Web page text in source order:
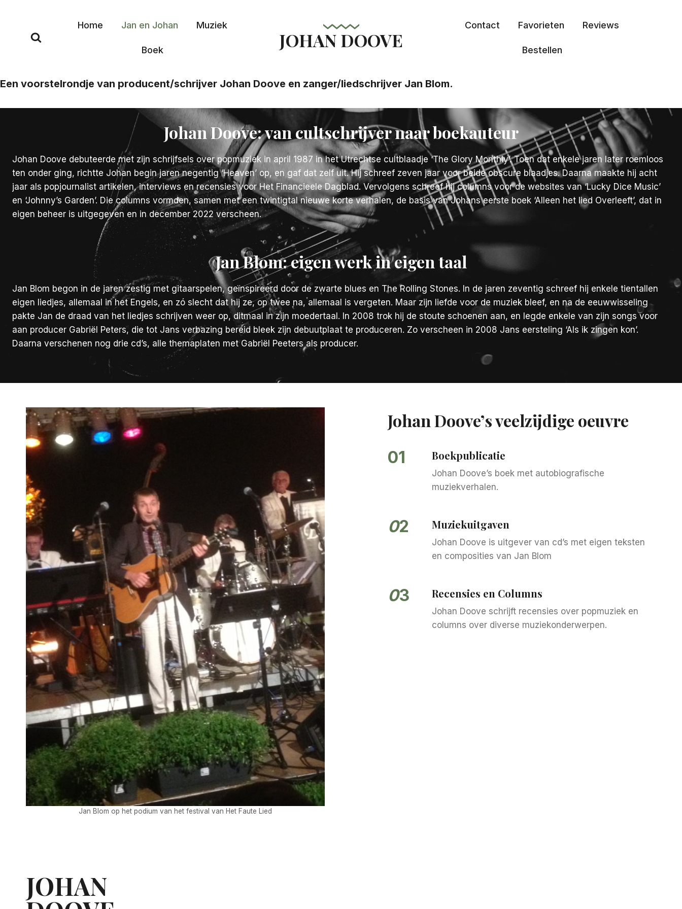
Home Jan en Johan Muziek
Boek JOHAN DOOVE
Contact Favorieten Reviews
Bestellen
Een voorstelrondje van producent/schrijver Johan Doove en zanger/liedschrijver Jan Blom.
Johan Doove: van cultschrijver naar boekauteur
Johan Doove debuteerde met zijn schrijfsels over popmuziek in april 1987 in het Utrechtse cultblaadje ‘The Glory Monthly’. Toen dat enkele jaren later roemloos
ten onder ging, richtte Johan begin jaren negentig ‘Heaven’ op, en gaf dat zelf uit. Hij schreef zeven jaar voor beide obscure blaadjes. Daarna maakte hij acht
jaar als popjournalist artikelen, interviews en recensies voor Het Financieele Dagblad. Vervolgens schreef hij columns voor de websites van ‘Lucky Dice Music’
en ‘Johnny’s Garden’. Die columns vormden, samen met een twintigtal nieuwe korte verhalen, de basis van Johans eerste boek ‘Alleen het lied Overleeft’, dat in
eigen beheer is uitgegeven en in december 2022 verscheen.
Jan Blom: eigen werk in eigen taal
Jan Blom begon in de jaren zestig met gitaarspelen, geïnspireerd door de zwarte blues en The Rolling Stones. In de jaren zeventig schreef hij enkele tientallen
eigen liedjes, allemaal in het Engels, en zó slecht dat hij ze, op twee na, allemaal is vergeten. Maar zijn liefde voor de muziek bleef, en na de eeuwwisseling
pakte Jan de draad van het liedjes schrijven weer op, ditmaal in zijn moedertaal. In 2008 trok hij de stoute schoenen aan, en legde enkele van zijn songs voor
aan producer Gabriël Peters, die tot Jans verbazing bereid bleek zijn debuutplaat te produceren. Zo verscheen in 2008 Jans eersteling ‘Als ik zingen kon’.
Daarna verschenen nog drie cd’s, alle themaplaten met Gabriël Peeters als producer.
Jan Blom op het podium van het festival van Het Faute Lied
Johan Doove’s veelzijdige oeuvre
01 Boekpublicatie
Johan Doove’s boek met autobiografische
muziekverhalen.
02 Muziekuitgaven
Johan Doove is uitgever van cd’s met eigen teksten
en composities van Jan Blom
03 Recensies en Columns
Johan Doove schrijft recensies over popmuziek en
columns over diverse muziekonderwerpen.
JOHAN